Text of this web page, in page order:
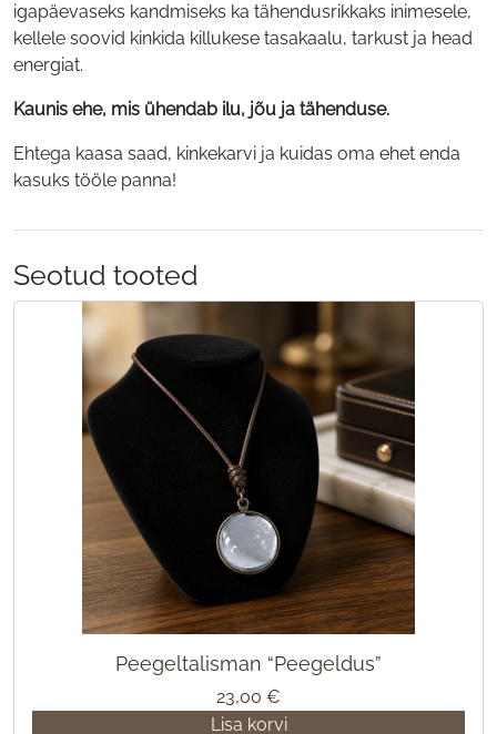
igapäevaseks kandmiseks ka tähendusrikkaks inimesele,
kellele soovid kinkida killukese tasakaalu, tarkust ja head
energiat.
Kaunis ehe, mis ühendab ilu, jõu ja tähenduse.
Ehtega kaasa saad, kinkekarvi ja kuidas oma ehet enda
kasuks tööle panna!
Seotud tooted
Peegeltalisman “Peegeldus”
23,00 €
Lisa korvi